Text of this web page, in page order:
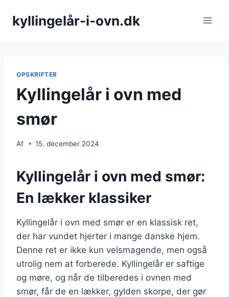
kyllingelår-i-ovn.dk
OPSKRIFTER
Kyllingelår i ovn med
smør
Af 15. december 2024
Kyllingelår i ovn med smør:
En lækker klassiker
Kyllingelår i ovn med smør er en klassisk ret,
der har vundet hjerter i mange danske hjem.
Denne ret er ikke kun velsmagende, men også
utrolig nem at forberede. Kyllingelår er saftige
og møre, og når de tilberedes i ovnen med
smør, får de en lækker, gylden skorpe, der gør